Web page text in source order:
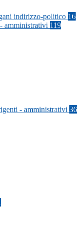
indirizzo-politico 16
amministrativi 119
- amministrativi 36